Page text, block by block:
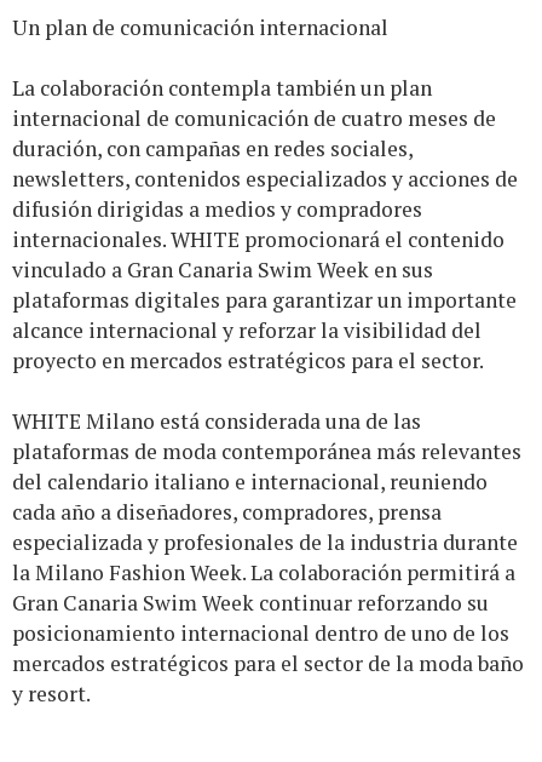
Un plan de comunicación internacional
La colaboración contempla también un plan
internacional de comunicación de cuatro meses de
duración, con campañas en redes sociales,
newsletters, contenidos especializados y acciones de
difusión dirigidas a medios y compradores
internacionales. WHITE promocionará el contenido
vinculado a Gran Canaria Swim Week en sus
plataformas digitales para garantizar un importante
alcance internacional y reforzar la visibilidad del
proyecto en mercados estratégicos para el sector.
WHITE Milano está considerada una de las
plataformas de moda contemporánea más relevantes
del calendario italiano e internacional, reuniendo
cada año a diseñadores, compradores, prensa
especializada y profesionales de la industria durante
la Milano Fashion Week. La colaboración permitirá a
Gran Canaria Swim Week continuar reforzando su
posicionamiento internacional dentro de uno de los
mercados estratégicos para el sector de la moda baño
y resort.